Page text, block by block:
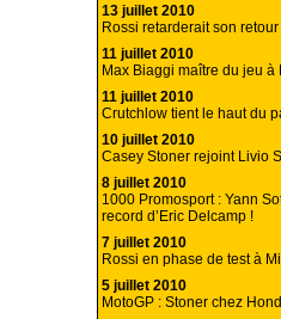
13 juillet 2010
Rossi retarderait son
11 juillet 2010
Max Biaggi maître du jeu
11 juillet 2010
Crutchlow tient le haut du
10 juillet 2010
Casey Stoner rejoint Livio
8 juillet 2010
1000 Promosport : Yann
record d’Eric Delcamp !
7 juillet 2010
Rossi en phase de test à
5 juillet 2010
MotoGP : Stoner chez